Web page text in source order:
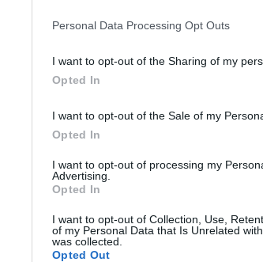
Personal Data Processing Opt Outs
I want to opt-out of the Sharing of my
Opted In
I want to opt-out of the Sale of my
Opted In
I want to opt-out of processing my
Advertising.
Opted In
I want to opt-out of Collection, Use,
of my Personal Data that Is Unrelated
was collected.
Opted Out